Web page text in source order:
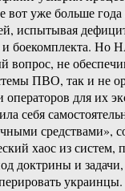
вот уже больше
испытывая
боекомплекта. Но
вопрос, не
ПВО, так и не
операторов для их
себя
средствами»,
хаос из систем,
доктрины и
украинцы.